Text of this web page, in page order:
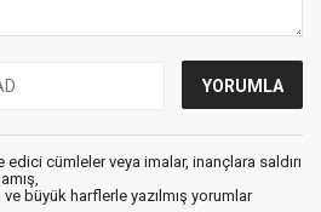
cümleler veya imalar, inançlara saldırı
büyük harflerle yazılmış yorumlar